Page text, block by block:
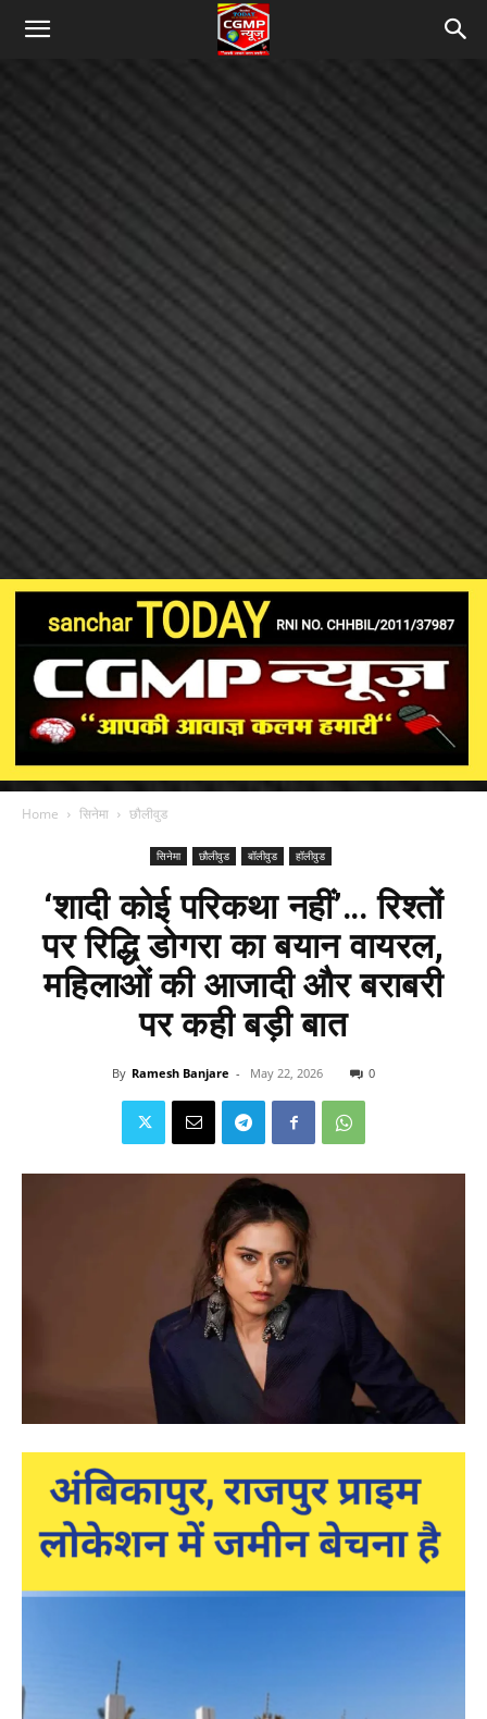
Home सिनेमा छौलीवुड
सिनेमा छौलीवुड बॉलीवुड हॉलीवुड
‘शादी कोई परिकथा नहीं’… रिश्तों
पर रिद्धि डोगरा का बयान वायरल,
महिलाओं की आजादी और बराबरी
पर कही बड़ी बात
By Ramesh Banjare - May 22, 2026 0